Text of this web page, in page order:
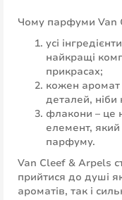
Чому парфуми Van
усі
найкращі
прикрасах;
кожен аромат
деталей, ніби
флакони – це
елемент, який
парфуму.
Van Cleef & Arpels
прийтися до душі
ароматів, так і